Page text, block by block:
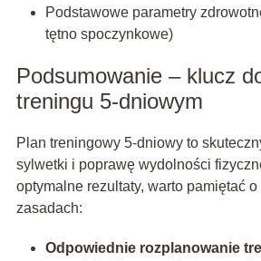
Podstawowe parametry
tętno spoczynkowe)
Podsumowanie – klucz
treningu 5-dniowym
Plan treningowy 5-dniowy to
sylwetki i poprawę wydolności
optymalne rezultaty, warto pamiętać
zasadach:
Odpowiednie rozplanowanie